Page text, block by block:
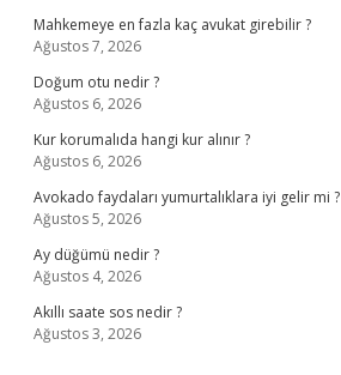
Mahkemeye en fazla kaç avukat girebilir ?
Ağustos 7, 2026
Doğum otu nedir ?
Ağustos 6, 2026
Kur korumalıda hangi kur alınır ?
Ağustos 6, 2026
Avokado faydaları yumurtalıklara iyi gelir mi ?
Ağustos 5, 2026
Ay düğümü nedir ?
Ağustos 4, 2026
Akıllı saate sos nedir ?
Ağustos 3, 2026